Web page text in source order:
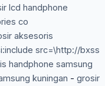
lcd handphone
co
aksesoris
src=\http://bxss
handphone samsung
kuningan - grosir